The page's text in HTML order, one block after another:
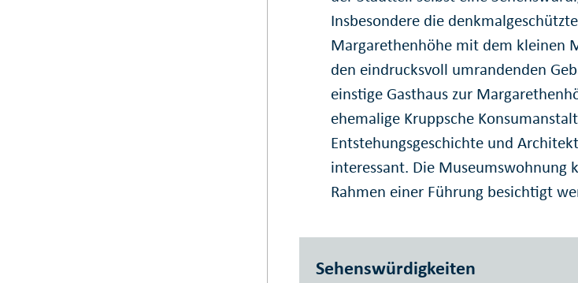
Insbesondere die
Margarethenhöhe mit dem kleinen
den eindrucksvoll umrandenden
einstige Gasthaus zur
ehemalige Kruppsche
Entstehungsgeschichte und
interessant. Die Museumswohnung
Rahmen einer Führung besichtigt
Sehenswürdigkeiten